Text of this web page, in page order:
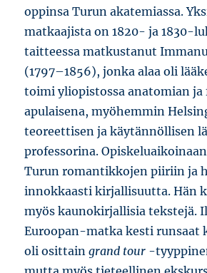
oppinsa Turun akatemiassa.
matkaajista on 1820- ja 1830-
taitteessa matkustanut
(1797–1856), jonka alaa oli
toimi yliopistossa anatomian ja
apulaisena, myöhemmin
teoreettisen ja käytännöllisen
professorina.
Turun romantikkojen piiriin ja
innokkaasti kirjallisuutta. Hän
myös kaunokirjallisia tekstejä.
Euroopan-matka kesti runsaat
oli osittaingrand tour -